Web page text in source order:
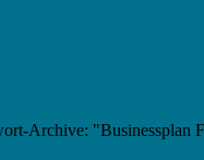
Archive: "Businessplan